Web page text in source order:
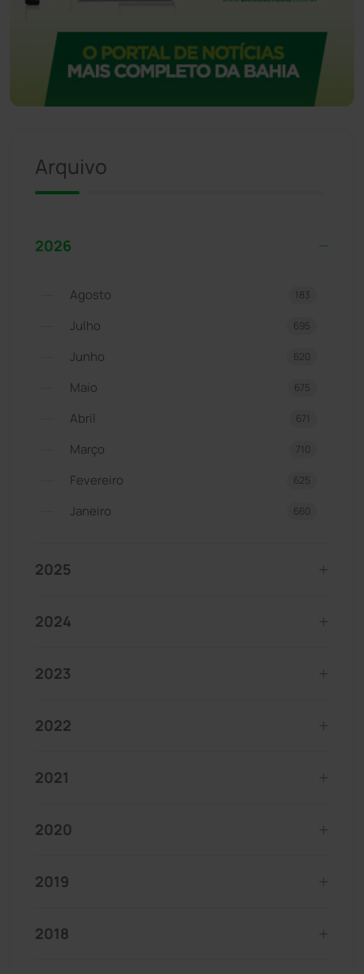
Arquivo
2026
Agosto 183
Julho 695
Junho 620
Maio 675
Abril 671
Março 710
Fevereiro 625
Janeiro 660
2025
2024
2023
2022
2021
2020
2019
2018